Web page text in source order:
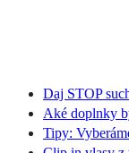
Daj STOP
Aké doplnky
Tipy: